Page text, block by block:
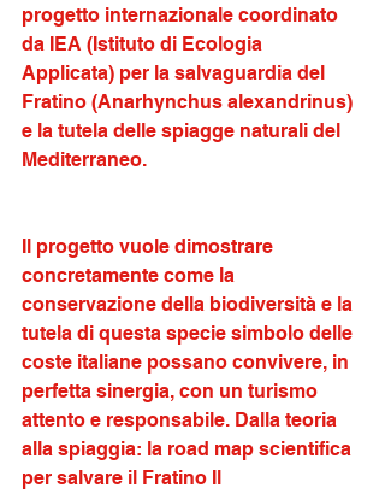
progetto internazionale coordinato
da IEA (Istituto di Ecologia
Applicata) per la salvaguardia del
Fratino (Anarhynchus alexandrinus)
e la tutela delle spiagge naturali del
Mediterraneo.
Il progetto vuole dimostrare
concretamente come la
conservazione della biodiversità e la
tutela di questa specie simbolo delle
coste italiane possano convivere, in
perfetta sinergia, con un turismo
attento e responsabile. Dalla teoria
alla spiaggia: la road map scientifica
per salvare il Fratino Il